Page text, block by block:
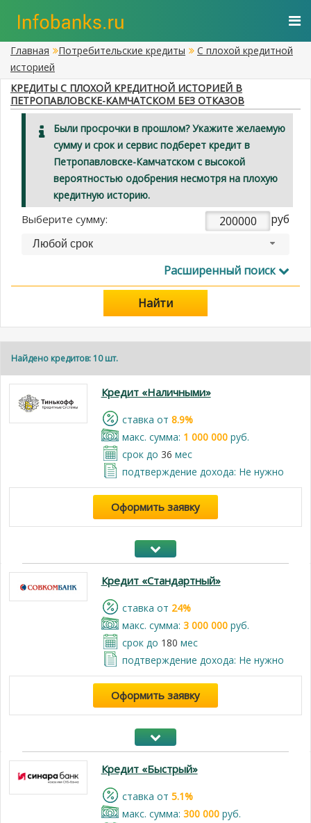
Главная Потребительские кредиты
С плохой кредитной
историей
КРЕДИТЫ С ПЛОХОЙ КРЕДИТНОЙ ИСТОРИЕЙ В
ПЕТРОПАВЛОВСКЕ-КАМЧАТСКОМ БЕЗ ОТКАЗОВ
Были просрочки в прошлом? Укажите желаемую
сумму и срок и сервис подберет кредит в
Петропавловске-Камчатском с высокой
вероятностью одобрения несмотря на плохую
кредитную историю.
Выберите сумму: руб
Любой срок
Расширенный поиск
Найти
Найдено кредитов: 10 шт.
Кредит «Наличными»
cтавка от 8.9%
макс. сумма: 1 000 000руб.
срок до 36 мес
подтверждение дохода: Не нужно
Оформить заявку
Кредит «Стандартный»
cтавка от 24%
макс. сумма: 3 000 000руб.
срок до 180 мес
подтверждение дохода: Не нужно
Оформить заявку
Кредит «Быстрый»
cтавка от 5.1%
макс. сумма: 300 000руб.